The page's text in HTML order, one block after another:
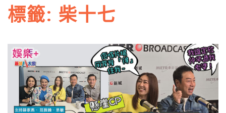
標籤: 柴十七